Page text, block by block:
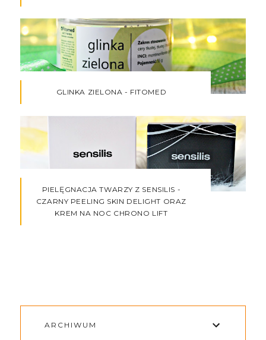
GLINKA ZIELONA - FITOMED
PIELĘGNACJA TWARZY Z SENSILIS -
CZARNY PEELING SKIN DELIGHT ORAZ
KREM NA NOC CHRONO LIFT
ARCHIWUM